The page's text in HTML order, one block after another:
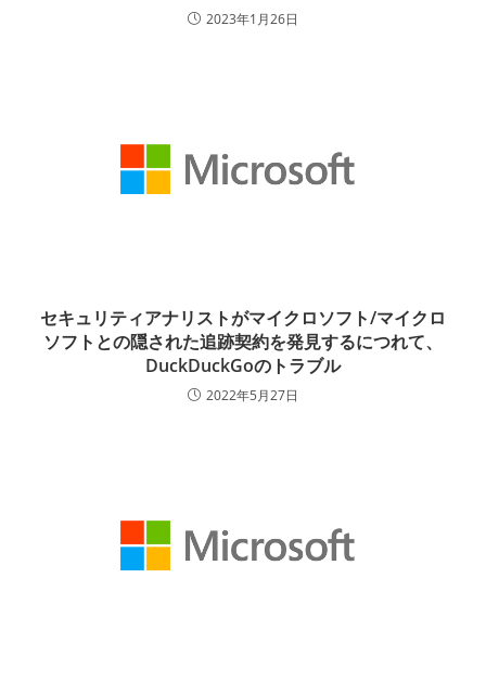
2023年1月26日
セキュリティアナリストがマイクロソフト/マイクロ
ソフトとの隠された追跡契約を発見するにつれて、
DuckDuckGoのトラブル
2022年5月27日